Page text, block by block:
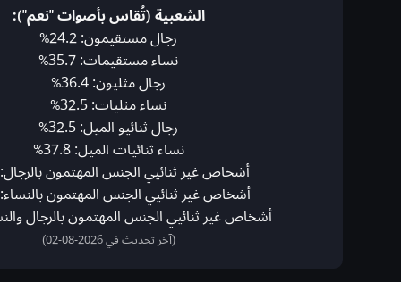
الشعبية (تُقاس بأصوات "نعم"):
رجال مستقيمون: 24.2%
نساء مستقيمات: 35.7%
رجال مثليون: 36.4%
نساء مثليات: 32.5%
رجال ثنائيو الميل: 32.5%
نساء ثنائيات الميل: 37.8%
أشخاص غير ثنائيي الجنس المهتمون بالرجال:
أشخاص غير ثنائيي الجنس المهتمون بالنساء:
أشخاص غير ثنائيي الجنس المهتمون بالرجال
(آخر تحديث في 2026-08-02)